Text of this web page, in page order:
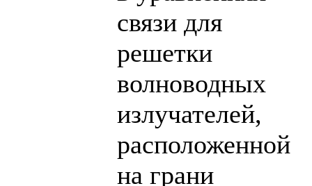
связи для
решетки
волноводных
излучателей,
расположенной
на грани